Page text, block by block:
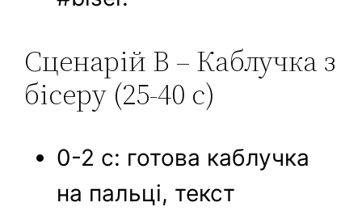
Сценарій B – Каблучка з
бісеру (25-40 с)
0-2 с: готова каблучка
на пальці, текст